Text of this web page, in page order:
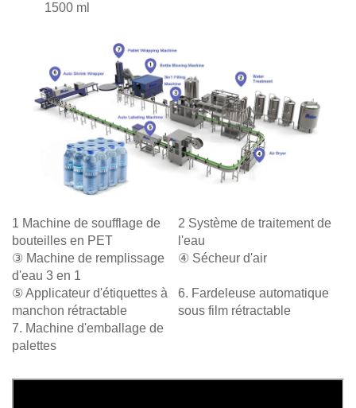
1500 ml
1 Machine de soufflage de
bouteilles en PET
2 Système de traitement de
l'eau
③ Machine de remplissage
d'eau 3 en 1
④ Sécheur d'air
⑤ Applicateur d'étiquettes à
manchon rétractable
6. Fardeleuse automatique
sous film rétractable
7. Machine d'emballage de
palettes